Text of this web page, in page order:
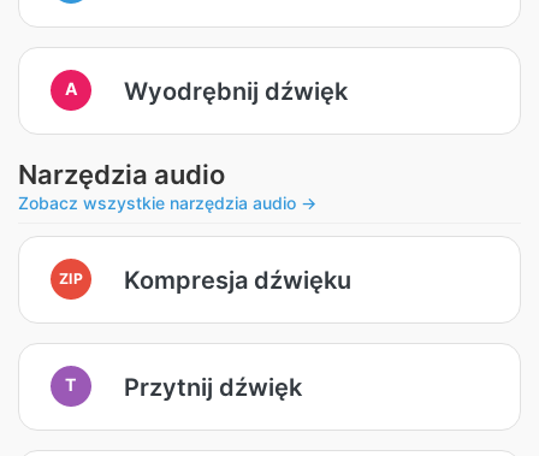
A Wyodrębnij dźwięk
Narzędzia audio
Zobacz wszystkie narzędzia audio →
ZIP Kompresja dźwięku
T Przytnij dźwięk